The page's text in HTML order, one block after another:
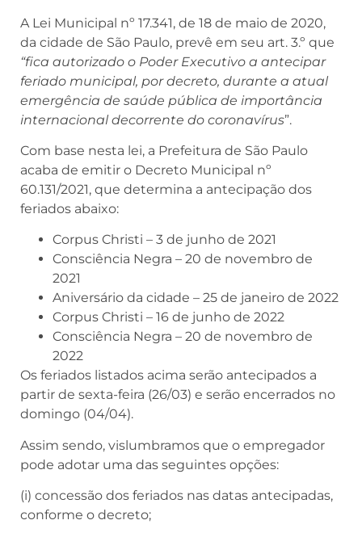
A Lei Municipal nº 17.341, de 18 de maio de 2020,
da cidade de São Paulo, prevê em seu art. 3.º que
“fica autorizado o Poder Executivo a antecipar
feriado municipal, por decreto, durante a atual
emergência de saúde pública de importância
internacional decorrente do coronavírus”.
Com base nesta lei, a Prefeitura de São Paulo
acaba de emitir o Decreto Municipal nº
60.131/2021, que determina a antecipação dos
feriados abaixo:
Corpus Christi – 3 de junho de 2021
Consciência Negra – 20 de novembro de
2021
Aniversário da cidade – 25 de janeiro de 2022
Corpus Christi – 16 de junho de 2022
Consciência Negra – 20 de novembro de
2022
Os feriados listados acima serão antecipados a
partir de sexta-feira (26/03) e serão encerrados no
domingo (04/04).
Assim sendo, vislumbramos que o empregador
pode adotar uma das seguintes opções:
(i) concessão dos feriados nas datas antecipadas,
conforme o decreto;